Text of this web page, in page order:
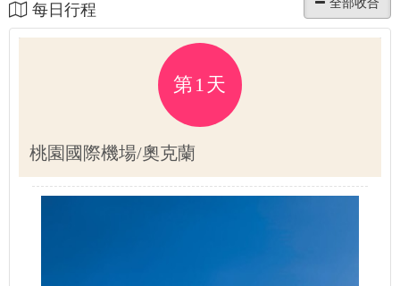
每日行程
第1天
桃園國際機場/奧克蘭